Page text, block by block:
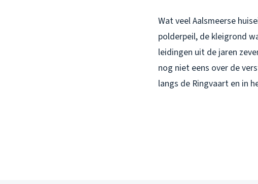
Wat veel Aalsmeerse
polderpeil, de kleigrond
leidingen uit de jaren
nog niet eens over de
langs de Ringvaart en in